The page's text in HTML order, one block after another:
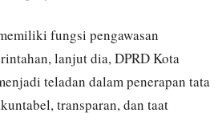
fungsi pengawasan
lanjut dia, DPRD Kota
teladan dalam penerapan tata
transparan, dan taat